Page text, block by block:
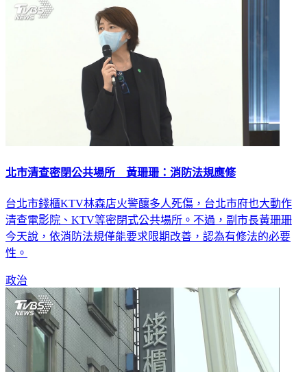
北市清查密閉公共場所 黃珊珊：消防法規應修
台北市錢櫃KTV林森店火警釀多人死傷，台北市府也大動作
清查電影院、KTV等密閉式公共場所。不過，副市長黃珊珊
今天說，依消防法規僅能要求限期改善，認為有修法的必要
性。
政治